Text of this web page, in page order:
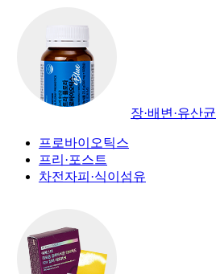
장·배변·유산균
프로바이오틱스
프리·포스트
차전자피·식이섬유